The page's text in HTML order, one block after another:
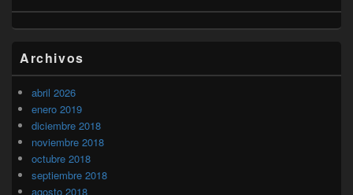
Archivos
abril 2026
enero 2019
diciembre 2018
noviembre 2018
octubre 2018
septiembre 2018
agosto 2018